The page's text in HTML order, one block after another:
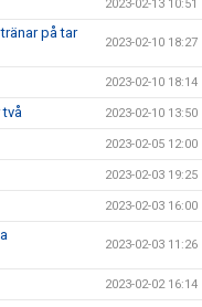
2023-02-13 10:51
på tar
2023-02-10 18:27
2023-02-10 18:14
två 2023-02-10 13:50
2023-02-05 12:00
2023-02-03 19:25
2023-02-03 16:00
2023-02-03 11:26
2023-02-02 16:14